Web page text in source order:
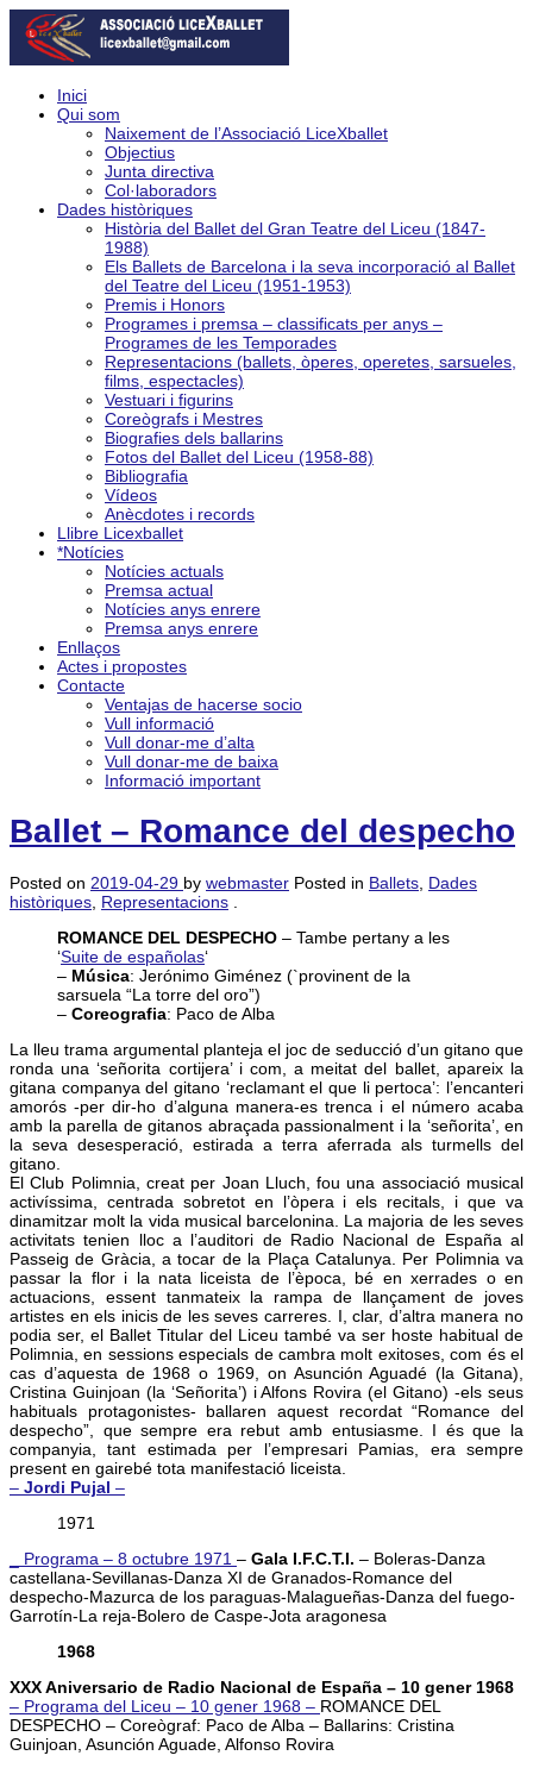
Inici
Qui som
Naixement de l’Associació LiceXballet
Objectius
Junta directiva
Col·laboradors
Dades històriques
Història del Ballet del Gran Teatre del Liceu (1847-
1988)
Els Ballets de Barcelona i la seva incorporació al Ballet
del Teatre del Liceu (1951-1953)
Premis i Honors
Programes i premsa – classificats per anys –
Programes de les Temporades
Representacions (ballets, òperes, operetes, sarsueles,
films, espectacles)
Vestuari i figurins
Coreògrafs i Mestres
Biografies dels ballarins
Fotos del Ballet del Liceu (1958-88)
Bibliografia
Vídeos
Anècdotes i records
Llibre Licexballet
*Notícies
Notícies actuals
Premsa actual
Notícies anys enrere
Premsa anys enrere
Enllaços
Actes i propostes
Contacte
Ventajas de hacerse socio
Vull informació
Vull donar-me d’alta
Vull donar-me de baixa
Informació important
Ballet – Romance del despecho
Posted on 2019-04-29 by webmaster Posted in Ballets Dades
històriques Representacions
ROMANCE DEL DESPECHO – Tambe pertany a les
‘Suite de españolas‘
– Música: Jerónimo Giménez (`provinent de la
sarsuela “La torre del oro”)
– Coreografia: Paco de Alba
La lleu trama argumental planteja el joc de seducció d’un gitano que
ronda una ‘señorita cortijera’ i com, a meitat del ballet, apareix la
gitana companya del gitano ‘reclamant el que li pertoca’: l’encanteri
amorós -per dir-ho d’alguna manera-es trenca i el número acaba
amb la parella de gitanos abraçada passionalment i la ‘señorita’, en
la seva desesperació, estirada a terra aferrada als turmells del
gitano.
El Club Polimnia, creat per Joan Lluch, fou una associació musical
activíssima, centrada sobretot en l’òpera i els recitals, i que va
dinamitzar molt la vida musical barcelonina. La majoria de les seves
activitats tenien lloc a l’auditori de Radio Nacional de España al
Passeig de Gràcia, a tocar de la Plaça Catalunya. Per Polimnia va
passar la flor i la nata liceista de l’època, bé en xerrades o en
actuacions, essent tanmateix la rampa de llançament de joves
artistes en els inicis de les seves carreres. I, clar, d’altra manera no
podia ser, el Ballet Titular del Liceu també va ser hoste habitual de
Polimnia, en sessions especials de cambra molt exitoses, com és el
cas d’aquesta de 1968 o 1969, on Asunción Aguadé (la Gitana),
Cristina Guinjoan (la ‘Señorita’) i Alfons Rovira (el Gitano) -els seus
habituals protagonistes- ballaren aquest recordat “Romance del
despecho”, que sempre era rebut amb entusiasme. I és que la
companyia, tant estimada per l’empresari Pamias, era sempre
present en gairebé tota manifestació liceista.
– Jordi Pujal –
1971
_ Programa – 8 octubre 1971 – Gala I.F.C.T.I. – Boleras-Danza
castellana-Sevillanas-Danza XI de Granados-Romance del
despecho-Mazurca de los paraguas-Malagueñas-Danza del fuego-
Garrotín-La reja-Bolero de Caspe-Jota aragonesa
1968
XXX Aniversario de Radio Nacional de España – 10 gener 1968
– Programa del Liceu – 10 gener 1968 – ROMANCE DEL
DESPECHO – Coreògraf: Paco de Alba – Ballarins: Cristina
Guinjoan, Asunción Aguade, Alfonso Rovira